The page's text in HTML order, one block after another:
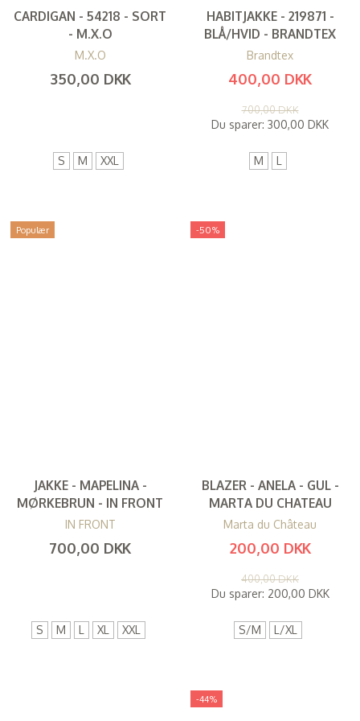
CARDIGAN - 54218 - SORT
- M.X.O
M.X.O
350,00 DKK
S M XXL
HABITJAKKE - 219871 -
BLÅ/HVID - BRANDTEX
Brandtex
400,00 DKK
700,00 DKK
Du sparer: 300,00 DKK
M L
Populær
JAKKE - MAPELINA -
MØRKEBRUN - IN FRONT
IN FRONT
700,00 DKK
S M L XL XXL
-50%
BLAZER - ANELA - GUL -
MARTA DU CHATEAU
Marta du Château
200,00 DKK
400,00 DKK
Du sparer: 200,00 DKK
S/M L/XL
-44%